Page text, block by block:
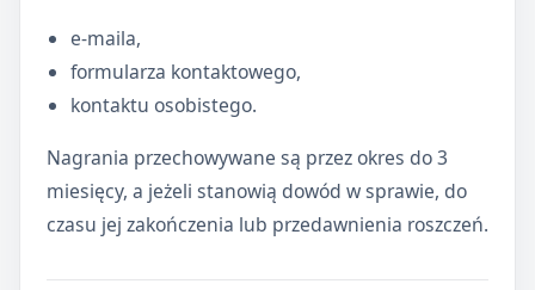
e-maila,
formularza kontaktowego,
kontaktu osobistego.
Nagrania przechowywane są przez okres do 3
miesięcy, a jeżeli stanowią dowód w sprawie, do
czasu jej zakończenia lub przedawnienia roszczeń.